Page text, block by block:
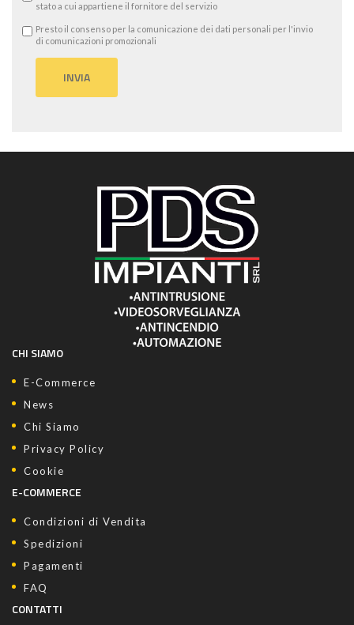
stato a cui appartiene il fornitore del servizio
Presto il consenso per la comunicazione dei dati personali per l'invio
di comunicazioni promozionali
CHI SIAMO
E-Commerce
News
Chi Siamo
Privacy Policy
Cookie
E-COMMERCE
Condizioni di Vendita
Spedizioni
Pagamenti
FAQ
CONTATTI